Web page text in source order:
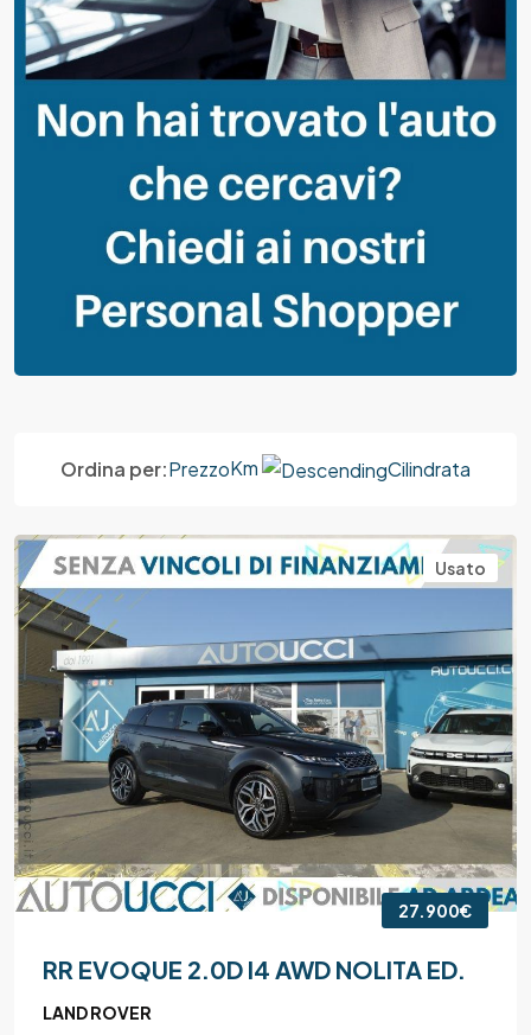
Ordina per:PrezzoKm Cilindrata
Usato
27.900€
RR EVOQUE 2.0D I4 AWD NOLITA ED.
LAND ROVER